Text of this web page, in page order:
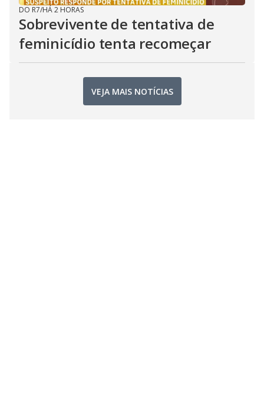
DO R7/HÁ 2 HORAS
Sobrevivente de tentativa de
feminicídio tenta recomeçar
VEJA MAIS NOTÍCIAS